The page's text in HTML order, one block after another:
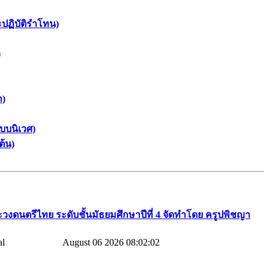
ฏิบัติรำโทน)
)
บนิเวศ)
น)
วงดนตรีไทย​ ระดับชั้นมัธยมศึกษาปีที่​ 4​ จัดทำโดย​ ครูปพิชญา​
August 06 2026 08:02:02